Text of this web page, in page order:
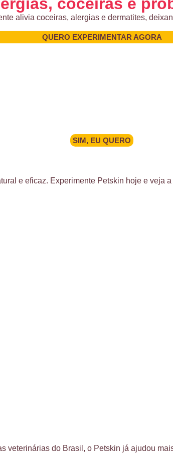
alivia coceiras, alergias e dermatites,
QUERO EXPERIMENTAR AGORA
SIM, EU QUERO
e eficaz. Experimente Petskin hoje e veja
veterinárias do Brasil, o Petskin já ajudou